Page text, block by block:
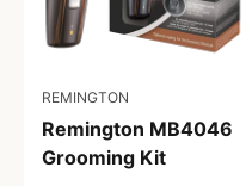
REMINGTON
Remington MB4046
Grooming Kit